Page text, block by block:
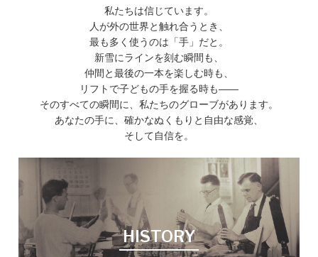
私たちは信じています。
人が外の世界と触れ合うとき、
最も多く使うのは「手」だと。
新雪にラインを刻む瞬間も、
仲間と最後の一本を楽しむ時も、
リフトで子どもの手を握る時も――
そのすべての瞬間に、私たちのグローブがあります。
あなたの手に、確かなぬくもりと自由な感覚、
そして自信を。
HISTORY